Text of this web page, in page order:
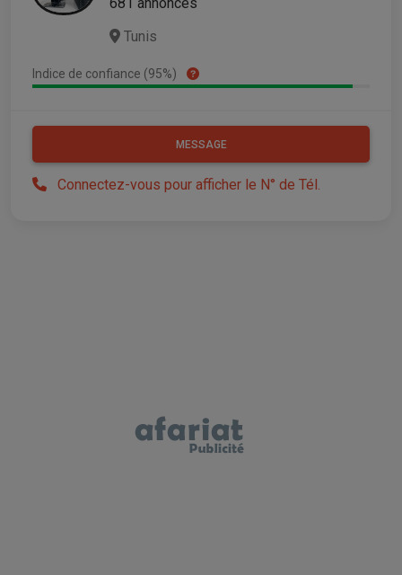
681 annonces
Tunis
Indice de confiance (95%)
MESSAGE
Connectez-vous pour afficher le N° de Tél.